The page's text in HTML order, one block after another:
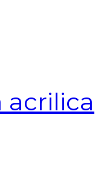
acrilica